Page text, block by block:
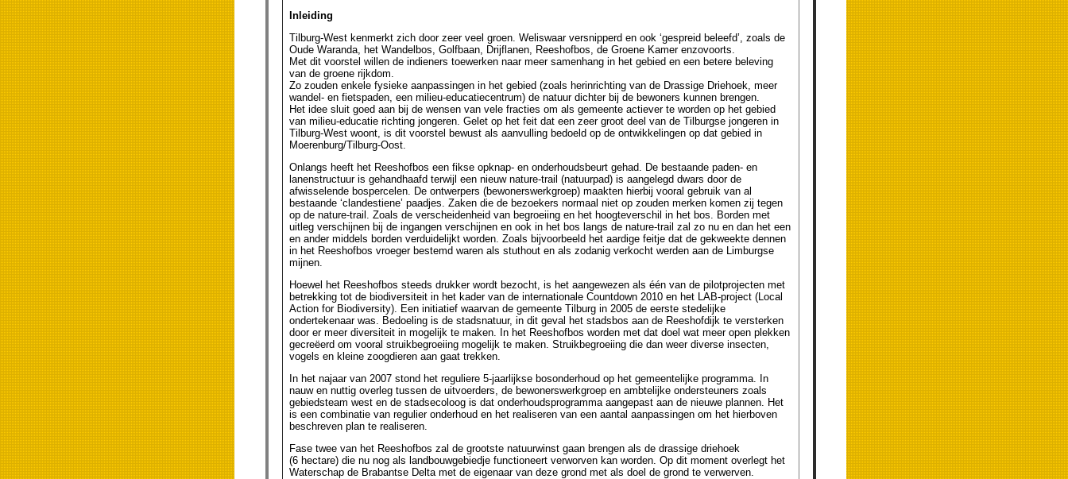
Inleiding
Tilburg-West kenmerkt zich door zeer veel groen. Weliswaar versnipperd en ook ‘gespreid beleefd’, zoals de
Oude Waranda, het Wandelbos, Golfbaan, Drijflanen, Reeshofbos, de Groene Kamer enzovoorts.
Met dit voorstel willen de indieners toewerken naar meer samenhang in het gebied en een betere beleving
van de groene rijkdom.
Zo zouden enkele fysieke aanpassingen in het gebied (zoals herinrichting van de Drassige Driehoek, meer
wandel- en fietspaden, een milieu-educatiecentrum) de natuur dichter bij de bewoners kunnen brengen.
Het idee sluit goed aan bij de wensen van vele fracties om als gemeente actiever te worden op het gebied
van milieu-educatie richting jongeren. Gelet op het feit dat een zeer groot deel van de Tilburgse jongeren in
Tilburg-West woont, is dit voorstel bewust als aanvulling bedoeld op de ontwikkelingen op dat gebied in
Moerenburg/Tilburg-Oost.
Onlangs heeft het Reeshofbos een fikse opknap- en onderhoudsbeurt gehad. De bestaande paden- en
lanenstructuur is gehandhaafd terwijl een nieuw nature-trail (natuurpad) is aangelegd dwars door de
afwisselende bospercelen. De ontwerpers (bewonerswerkgroep) maakten hierbij vooral gebruik van al
bestaande ‘clandestiene’ paadjes. Zaken die de bezoekers normaal niet op zouden merken komen zij tegen
op de nature-trail. Zoals de verscheidenheid van begroeiing en het hoogteverschil in het bos. Borden met
uitleg verschijnen bij de ingangen verschijnen en ook in het bos langs de nature-trail zal zo nu en dan het een
en ander middels borden verduidelijkt worden. Zoals bijvoorbeeld het aardige feitje dat de gekweekte dennen
in het Reeshofbos vroeger bestemd waren als stuthout en als zodanig verkocht werden aan de Limburgse
mijnen.
Hoewel het Reeshofbos steeds drukker wordt bezocht, is het aangewezen als één van de pilotprojecten met
betrekking tot de biodiversiteit in het kader van de internationale Countdown 2010 en het LAB-project (Local
Action for Biodiversity). Een initiatief waarvan de gemeente Tilburg in 2005 de eerste stedelijke
ondertekenaar was. Bedoeling is de stadsnatuur, in dit geval het stadsbos aan de Reeshofdijk te versterken
door er meer diversiteit in mogelijk te maken. In het Reeshofbos worden met dat doel wat meer open plekken
gecreëerd om vooral struikbegroeiing mogelijk te maken. Struikbegroeiing die dan weer diverse insecten,
vogels en kleine zoogdieren aan gaat trekken.
In het najaar van 2007 stond het reguliere 5-jaarlijkse bosonderhoud op het gemeentelijke programma. In
nauw en nuttig overleg tussen de uitvoerders, de bewonerswerkgroep en ambtelijke ondersteuners zoals
gebiedsteam west en de stadsecoloog is dat onderhoudsprogramma aangepast aan de nieuwe plannen. Het
is een combinatie van regulier onderhoud en het realiseren van een aantal aanpassingen om het hierboven
beschreven plan te realiseren.
Fase twee van het Reeshofbos zal de grootste natuurwinst gaan brengen als de drassige driehoek
(6 hectare) die nu nog als landbouwgebiedje functioneert verworven kan worden. Op dit moment overlegt het
Waterschap de Brabantse Delta met de eigenaar van deze grond met als doel de grond te verwerven.